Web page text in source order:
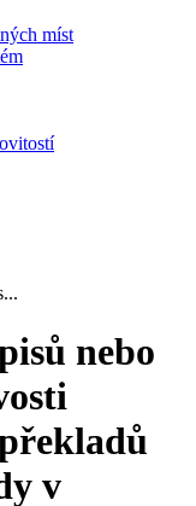
míst
nebo
v